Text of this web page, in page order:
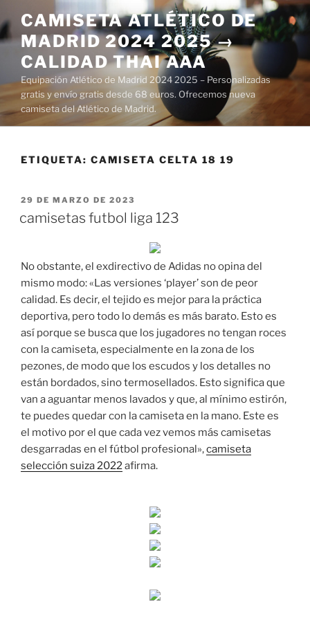
al
contenido
CAMISETA ATLÉTICO DE
MADRID 2024 2025 →
CALIDAD THAI AAA
Equipación Atlético de Madrid 2024 2025 – Personalizadas
gratis y envío gratis desde 68 euros. Ofrecemos nueva
camiseta del Atlético de Madrid.
ETIQUETA: CAMISETA CELTA 18 19
PUBLICADO
29 DE MARZO DE 2023
camisetas futbol liga 123
No obstante, el exdirectivo de Adidas no opina del
mismo modo: «Las versiones ‘player’ son de peor
calidad. Es decir, el tejido es mejor para la práctica
deportiva, pero todo lo demás es más barato. Esto es
así porque se busca que los jugadores no tengan roces
con la camiseta, especialmente en la zona de los
pezones, de modo que los escudos y los detalles no
están bordados, sino termosellados. Esto significa que
van a aguantar menos lavados y que, al mínimo estirón,
te puedes quedar con la camiseta en la mano. Este es
el motivo por el que cada vez vemos más camisetas
desgarradas en el fútbol profesional»,camiseta
selección suiza 2022afirma.